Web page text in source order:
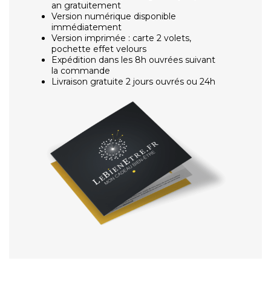
an gratuitement
Version numérique disponible
immédiatement
Version imprimée : carte 2 volets,
pochette effet velours
Expédition dans les 8h ouvrées suivant
la commande
Livraison gratuite 2 jours ouvrés ou 24h